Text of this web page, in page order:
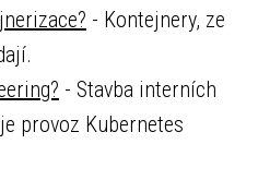
- Kontejnery, ze
- Stavba interních
provoz Kubernetes